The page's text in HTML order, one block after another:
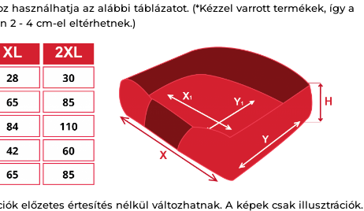
használhatja az alábbi táblázatot. (*Kézzel varrott termékek, így a
2 - 4 cm-el eltérhetnek.)
előzetes értesítés nélkül változhatnak. A képek csak illusztrációk.